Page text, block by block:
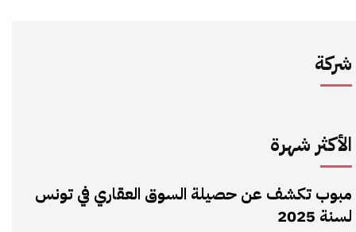
شركة
الأكثر شهرة
مبوب تكشف عن حصيلة السوق العقاري في تونس
لسنة 2025